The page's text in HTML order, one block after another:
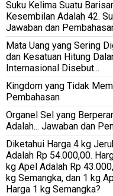
Suku Kelima Suatu
Kesembilan Adalah 42.
Jawaban dan
Mata Uang yang Sering
dan Kesatuan Hitung
Internasional Disebut...
Kingdom yang Tidak
Pembahasan
Organel Sel yang
Adalah... Jawaban dan
Diketahui Harga 4 kg
Adalah Rp 54.000,00.
kg Apel Adalah Rp
kg Semangka, dan 1 kg
Harga 1 kg Semangka?